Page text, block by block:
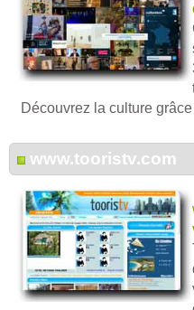
Découvrez la culture
www.tooristv.com